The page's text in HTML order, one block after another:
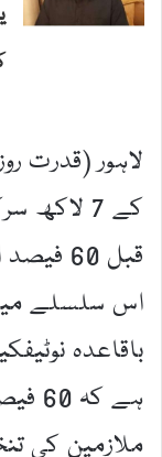
لاہور (قدرت
کے 7
قبل 60
اس سلسلے
باقاعدہ
ہے